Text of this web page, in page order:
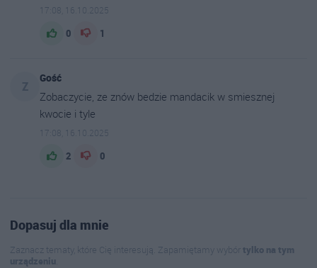
17:08, 16.10.2025
0 1
Gość
Zobaczycie, ze znów bedzie mandacik w smiesznej
kwocie i tyle
17:08, 16.10.2025
2 0
Dopasuj dla mnie
Zaznacz tematy, które Cię interesują. Zapamiętamy wybórtylko na tym
urządzeniu.